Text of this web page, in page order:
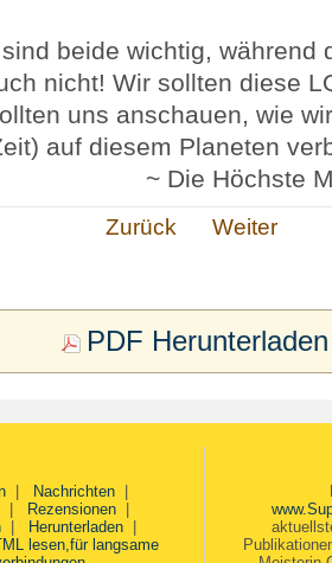
sind beide wichtig, während
nicht! Wir sollten diese
uns anschauen, wie
auf diesem Planeten
~ Die Höchste
Zurück Weiter
PDF Herunterladen
| Nachrichten|
| Rezensionen|
| Herunterladen|
lesen,für langsame